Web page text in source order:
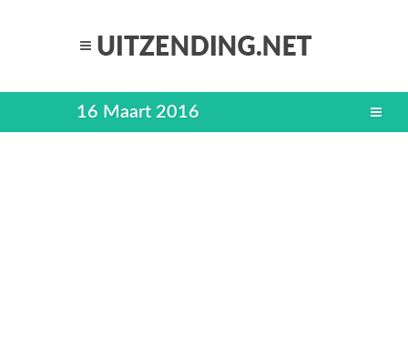
16 Maart 2016